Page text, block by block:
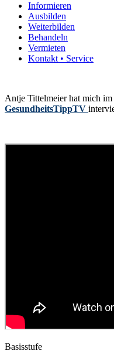
Informieren
Ausbilden
Weiterbilden
Behandeln
Vermieten
Kontakt • Service
Antje Tittelmeier hat mich
GesundheitsTippTV
Basisstufe